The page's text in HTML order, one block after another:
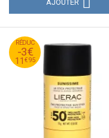
AJOUTER
RÉDUC
-3€
11 €95
14
€
95
11
€
95